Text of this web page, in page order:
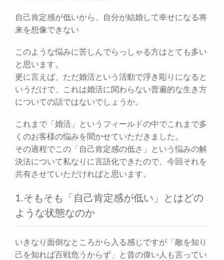
自己肯定感が低いから、自分が結婚して幸せになる将
来を想像できない
このような悩みに苦しんでらっしゃる方はとても多い
と思います。
更に言えば、ただ婚活という活動で浮き彫りになると
いうだけで、これは婚活に関わらない普遍的な生き方
についての話ではないでしょうか。
これまで「婚活」というフィールドの中でこれまで多
くのお客様の悩みを聞かせていただきました。
その過程でこの「自己肯定感の低さ」という悩みの解
決法について私なりに言語化できたので、今回それを
共有させていただければと思います。
1.そもそも「自己肯定感が低い」とはどの
ような状態なのか
いきなり面倒なところから入る感じですが「敵を知り
己を知れば百戦危うからず」と昔の偉い人も言ってい